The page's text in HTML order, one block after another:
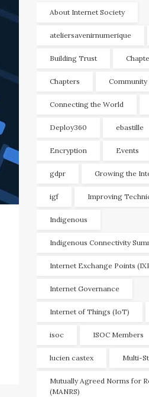
About Internet Society
ateliersavenirnumerique
Building Trust
Chapters
Connecting the World
Deploy360 ebastille
Encryption Events
gdpr Growing the
igf Improving
Indigenous
Indigenous Connectivity
Internet Exchange Points
Internet Governance
Internet of Things (IoT)
isoc ISOC Members
lucien castex Multi-
Mutually Agreed Norms for
(MANRS)